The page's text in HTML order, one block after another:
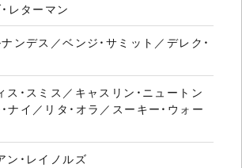
レターマン
ナンデス／ベンジ・サミット／デレク・
ス・スミス／キャスリン・ニュートン
ナイ／リタ・オラ／スーキー・ウォー
ン・レイノルズ